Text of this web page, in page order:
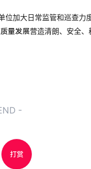
位加大日常监管和巡查
量发展营造清朗、安全、
-
打赏